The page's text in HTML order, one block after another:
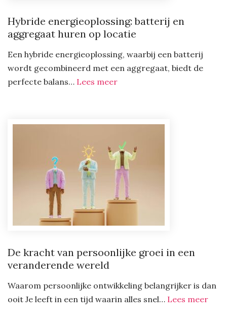
Hybride energieoplossing: batterij en
aggregaat huren op locatie
Een hybride energieoplossing, waarbij een batterij
wordt gecombineerd met een aggregaat, biedt de
perfecte balans… Lees meer:
batterij
aggregaat
huren
op
locatie
De kracht van persoonlijke groei in een
veranderende wereld
Waarom persoonlijke ontwikkeling belangrijker is dan
ooit Je leeft in een tijd waarin alles snel… Lees meer: